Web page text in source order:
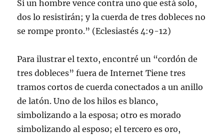
Si un hombre vence contra uno que está solo,
dos lo resistirán; y la cuerda de tres dobleces no
se rompe pronto.” (Eclesiastés 4:9-12)
Para ilustrar el texto, encontré un “cordón de
tres dobleces” fuera de Internet Tiene tres
tramos cortos de cuerda conectados a un anillo
de latón. Uno de los hilos es blanco,
simbolizando a la esposa; otro es morado
simbolizando al esposo; el tercero es oro,